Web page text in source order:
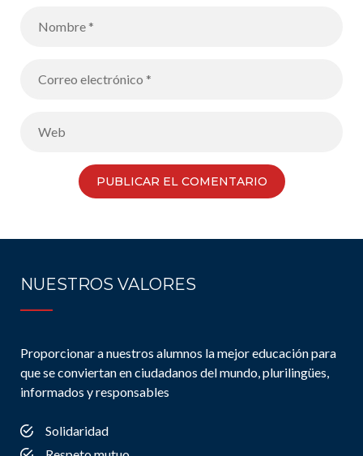
NUESTROS VALORES
Proporcionar a nuestros alumnos la mejor educación para
que se conviertan en ciudadanos del mundo, plurilingües,
informados y responsables
Solidaridad